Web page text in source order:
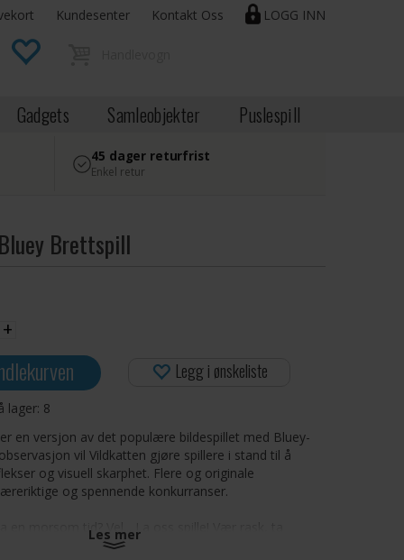
LOGG INN
Kundesenter Kontakt Oss
Gadgets Samleobjekter Puslespill
45 dager returfrist
Enkel retur
Brettspill
+
lager: 8
Legg i ønskeliste
en versjon av det populære bildespillet med Bluey-
vil Vildkatten gjøre spillere i stand til å
og visuell skarphet. Flere og originale
og spennende konkurranser.
en morsom tid? Vel... La oss spille! Vær rask, ta
bildet på brettet. Melder du deg på utfordringen? Fra
Les mer